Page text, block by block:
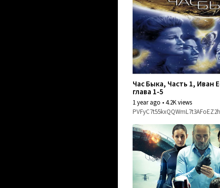
Час Быка, Часть 1, Иван
глава 1-5
1 year ago •4.2K views